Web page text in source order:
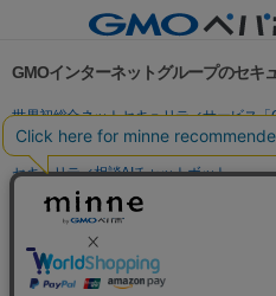
GMOインターネットグループのセキ
世界初総合ネットセキュリティサービス「
パスワード漏洩診断
Webサイトリスク
セキュリティ相談AIチャットボット
実在証明・盗聴対策
サイバー攻撃対策（GMO Flatt Security）
セキュリティ事業の軌跡